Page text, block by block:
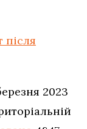
після
2023